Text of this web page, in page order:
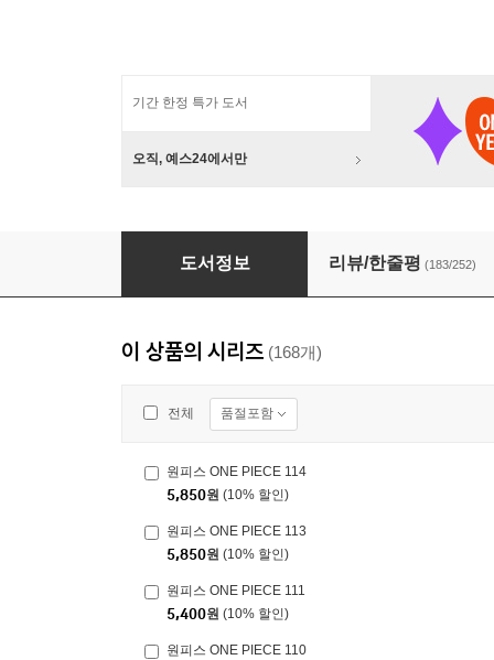
기간 한정 특가 도서
오직, 예스24에서만
원피스 ONE PIECE 1
도서정보 리뷰/한줄평 (183/252)
이 상품의 시리즈 (168개)
전체 품절포함
원피스 ONE PIECE 114
5,850원 (10% 할인)
원피스 ONE PIECE 113
5,850원 (10% 할인)
원피스 ONE PIECE 111
5,400원 (10% 할인)
원피스 ONE PIECE 110